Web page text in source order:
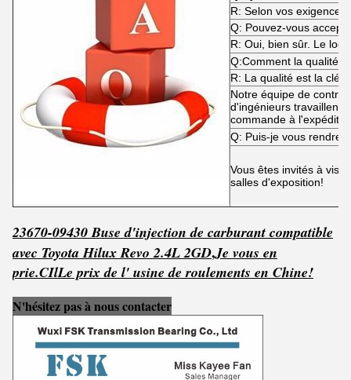
R: Selon vos exigences.
Q: Pouvez-vous
R: Oui, bien sûr. Le
Q:Comment la qualité
R: La qualité est la clé!
Notre équipe de
d'ingénieurs travaillent
commande à
Q: Puis-je vous rendre
Vous êtes invités à
salles d'exposition!
23670-09430 Buse d'injection de carburant compatible
avec Toyota Hilux Revo 2.4L 2GD,Je vous en
prie.CIlLe prix de l' usine de roulements en Chine!
N'hésitez pas à nous contacter